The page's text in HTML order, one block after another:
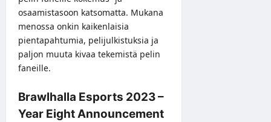
osaamistasoon katsomatta. Mukana
menossa onkin kaikenlaisia
pientapahtumia, pelijulkistuksia ja
paljon muuta kivaa tekemistä pelin
faneille.
Brawlhalla Esports 2023 –
Year Eight Announcement